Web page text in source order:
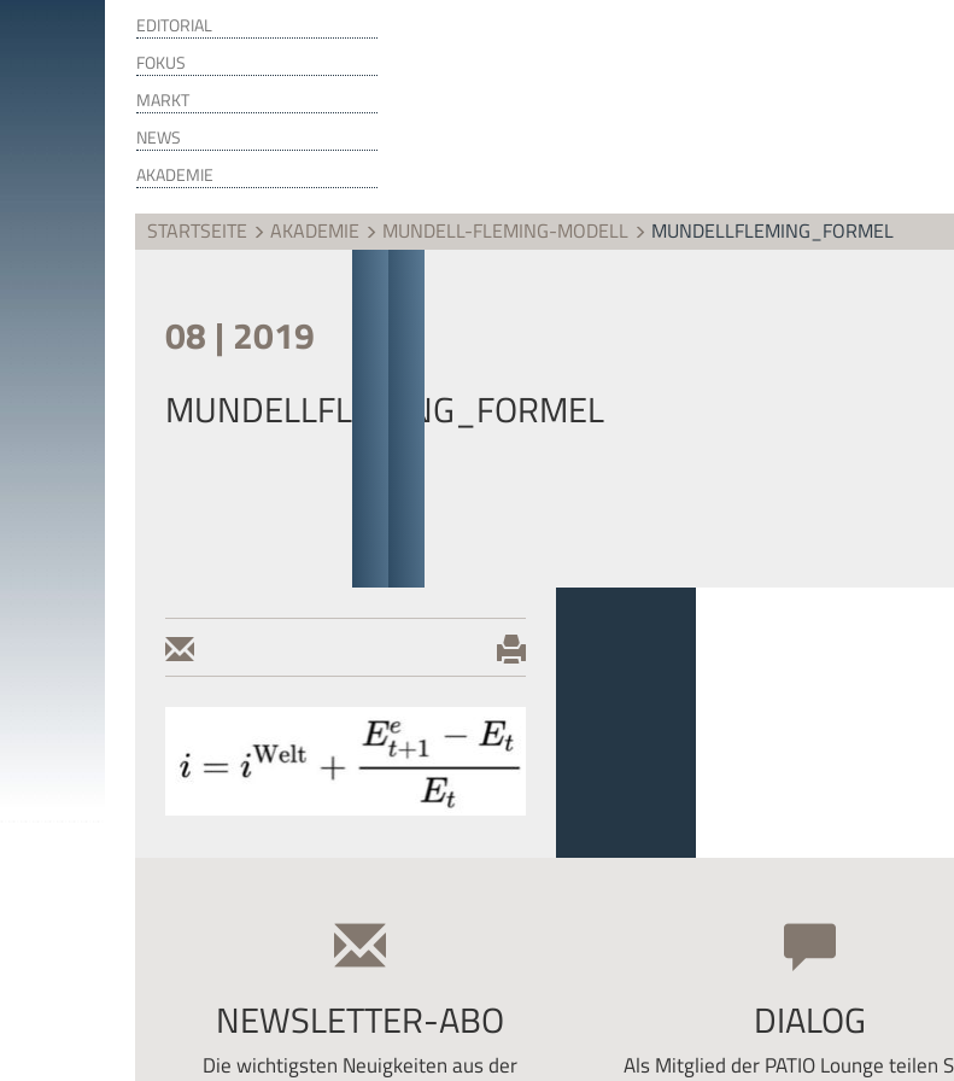
EDITORIAL
FOKUS
MARKT
NEWS
AKADEMIE
STARTSEITE AKADEMIE MUNDELL-FLEMING-MODELL MUNDELLFLEMING_FORMEL
08 | 2019
MUNDELLFLEMING_FORMEL
NEWSLETTER-ABO
Die wichtigsten Neuigkeiten aus der
DIALOG
Als Mitglied der PATIO Lounge teilen